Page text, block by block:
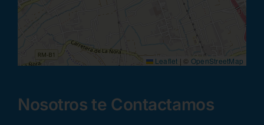
Leaflet | © OpenStreetMap
Nosotros te Contactamos